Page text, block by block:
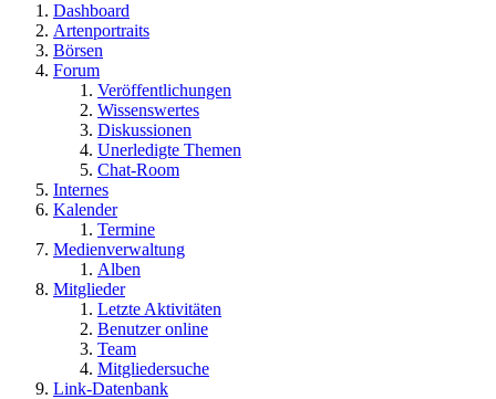
Dashboard
Artenportraits
Börsen
Forum
Veröffentlichungen
Wissenswertes
Diskussionen
Unerledigte Themen
Chat-Room
Internes
Kalender
Termine
Medienverwaltung
Alben
Mitglieder
Letzte Aktivitäten
Benutzer online
Team
Mitgliedersuche
Link-Datenbank